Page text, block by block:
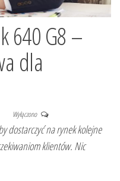
640 G8 –
dla
Wyłączono
dostarczyć na rynek kolejne
klientów. Nic